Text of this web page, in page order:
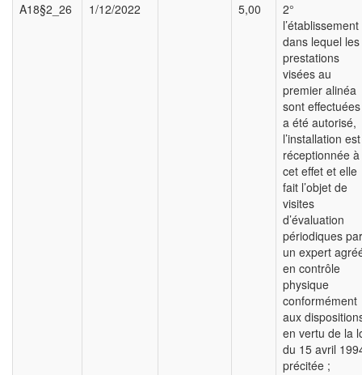
A18§2_26
1/12/2022 5,00
2°
l’établissement
dans lequel les
prestations
visées au
premier alinéa
sont effectuées
a été autorisé,
l’installation est
réceptionnée à
cet effet et elle
fait l’objet de
visites
d’évaluation
périodiques par
un expert
en contrôle
physique
conformément
aux
en vertu de la
du 15 avril
précitée ;